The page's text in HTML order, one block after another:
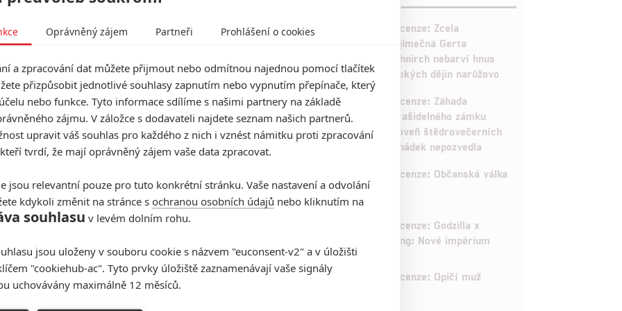
Podle studie za hate mohou i političtí
vyjádřilMark Hamill, představitel Luka Skywalkera
fanoušků během posledních let prý velice
nebýt v otázce směřování série zaujatý, a že on sám
všakpodle nějve výsledku sdílí ten samý cíl, a to
natočí oscarový Taika Waititi, režisér
mohl strávit více času. Původně prý vůbec
. Návrat byl sicehořkosladký, ale dokázal si ho
bylo dvacet. Být součástí všeho bylo podle něj
Recenze: Zcela
výjimečná Gerta
Schnirch nebarví hnus
českých dějin narůžovo
5
Recenze: Záhada
strašidelného zámku
úroveň štědrovečerních
pohádek nepozvedla
8 Recenze: Občanská válka
Recenze: Godzilla x
Kong: Nové impérium
8 Recenze: Opičí muž
Oprávněný zájem Partneři Prohlášení o cookies
a zpracování dat můžete přijmout nebo odmítnou najednou pomocí tlačítek
přizpůsobit jednotlivé souhlasy zapnutím nebo vypnutím přepínače, který
nebo funkce. Tyto informace sdílíme s našimi partnery na základě
zájmu. V záložce s dodavateli najdete seznam našich partnerů.
upravit váš souhlas pro každého z nich i vznést námitku proti zpracování
tvrdí, že mají oprávněný zájem vaše data zpracovat.
jsou relevantní pouze pro tuto konkrétní stránku. Vaše nastavení a odvolání
kdykoli změnit na stránce s ochranou osobních údajů nebo kliknutím na
souhlasu v levém dolním rohu.
jsou uloženy v souboru cookie s názvem "euconsent-v2" a v úložišti
"cookiehub-ac". Tyto prvky úložiště zaznamenávají vaše signály
uchovávány maximálně 12 měsíců.